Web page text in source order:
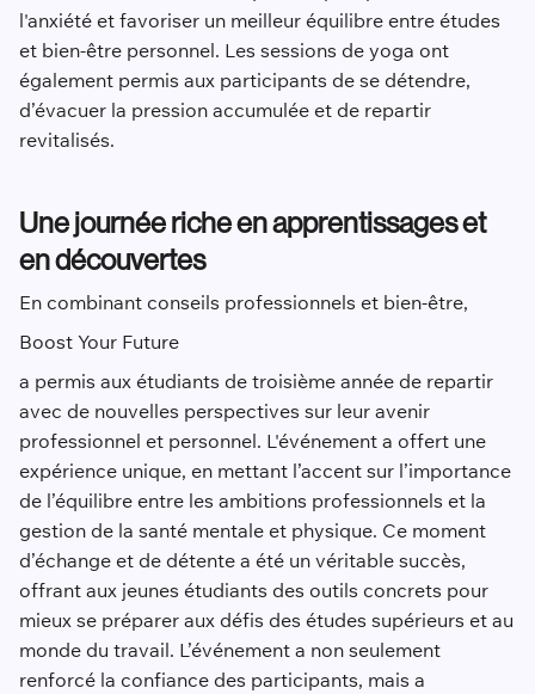
l'anxiété et favoriser un meilleur équilibre entre études
et bien-être personnel. Les sessions de yoga ont
également permis aux participants de se détendre,
d’évacuer la pression accumulée et de repartir
revitalisés.
Une journée riche en apprentissages et
en découvertes
En combinant conseils professionnels et bien-être,
Boost Your Future
a permis aux étudiants de troisième année de repartir
avec de nouvelles perspectives sur leur avenir
professionnel et personnel. L'événement a offert une
expérience unique, en mettant l’accent sur l’importance
de l’équilibre entre les ambitions professionnels et la
gestion de la santé mentale et physique. Ce moment
d’échange et de détente a été un véritable succès,
offrant aux jeunes étudiants des outils concrets pour
mieux se préparer aux défis des études supérieurs et au
monde du travail. L’événement a non seulement
renforcé la confiance des participants, mais a